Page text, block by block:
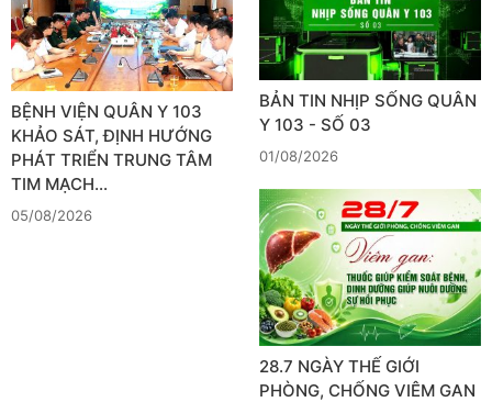
BỆNH VIỆN QUÂN Y 103
KHẢO SÁT, ĐỊNH HƯỚNG
PHÁT TRIỂN TRUNG TÂM
TIM MẠCH…
05/08/2026
BẢN TIN NHỊP SỐNG QUÂN
Y 103 - SỐ 03
01/08/2026
28.7 NGÀY THẾ GIỚI
PHÒNG, CHỐNG VIÊM GAN